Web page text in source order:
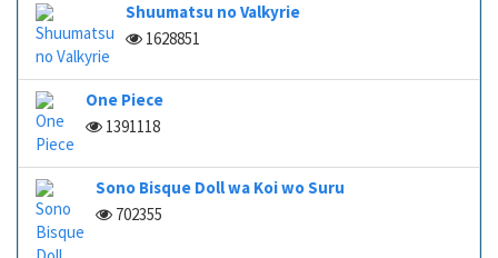
Shuumatsu no Valkyrie
1628851
One Piece
1391118
Sono Bisque Doll wa Koi wo Suru
702355